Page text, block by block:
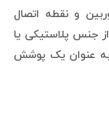
و نقطه اتصال
جنس پلاستیکی یا
به عنوان یک پوشش